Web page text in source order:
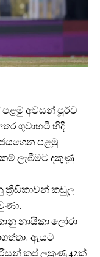
පළමු අවසන් පූර්ව
ගුවාහටි හිදී
පළමු
ලැබීමට දකුණු
ක්‍රීඩිකාවන් කඩුලු
නායිකා ලෝරා
ඇයට
කප් ලකුණු 42ක්